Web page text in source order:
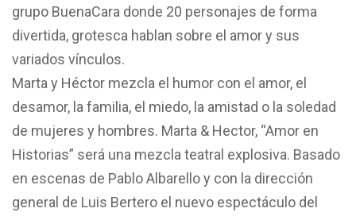
grupo BuenaCara donde 20 personajes de forma
divertida, grotesca hablan sobre el amor y sus
variados vínculos.
Marta y Héctor mezcla el humor con el amor, el
desamor, la familia, el miedo, la amistad o la soledad
de mujeres y hombres. Marta & Hector, “Amor en
Historias” será una mezcla teatral explosiva. Basado
en escenas de Pablo Albarello y con la dirección
general de Luis Bertero el nuevo espectáculo del